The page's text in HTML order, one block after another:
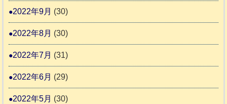
2022年9月 (30)
2022年8月 (30)
2022年7月 (31)
2022年6月 (29)
2022年5月 (30)